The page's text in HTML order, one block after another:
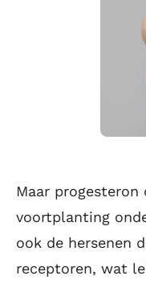
Maar
voortplanting
ook de hersenen
receptoren, wat